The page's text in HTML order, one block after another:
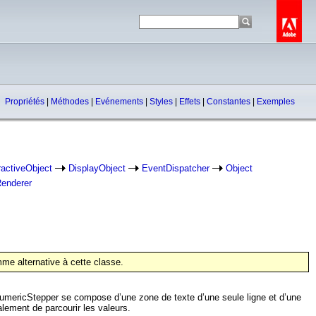
Propriétés Méthodes Evénements Styles Effets Constantes Exemples
DisplayObject EventDispatcher
Object
alternative à cette classe.
se compose d’une zone de texte d’une seule ligne et d’une
de parcourir les valeurs.